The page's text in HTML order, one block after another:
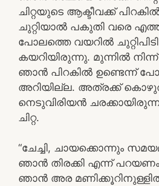
ചിറ്റയുടെ ആക്ടീവക്ക്
ചുറ്റിയാൽ പകുതി വരെ
പോലത്തെ വയറിൽ
കയറിയിരുന്നു. മുന്നിൽ
ഞാൻ പിറകിൽ ഉണ്ടെന്ന്
അറിയില്ല. അത്രക്ക്
നെടുവിരിയൻ
ചിറ്റ.
“ചേച്ചി, ചായക്കൊന്നും
ഞാൻ തിരക്കി എന്ന്
ഞാൻ അര മണിക്കൂറിനുള്ളിൽ